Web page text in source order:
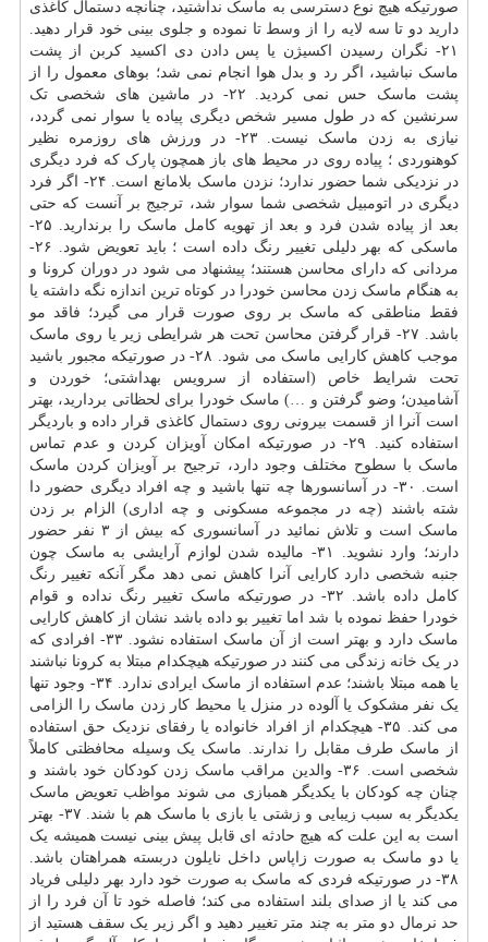
صورتیکه هیچ نوع دسترسی به ماسک نداشتید، چنانچه دستمال کاغذی
دارید دو تا سه لایه را از وسط تا نموده و جلوی بینی خود قرار دهید.
۲۱- نگران رسیدن اکسیژن یا پس دادن دی اکسید کربن از پشت
ماسک نباشید، اگر رد و بدل هوا انجام نمی شد؛ بوهای معمول را از
پشت ماسک حس نمی کردید. ۲۲- در ماشین های شخصی تک
سرنشین که در طول مسیر شخص دیگری پیاده یا سوار نمی گردد،
نیازی به زدن ماسک نیست. ۲۳- در ورزش های روزمره نظیر
کوهنوردی ؛ پیاده روی در محیط های باز همچون پارک که فرد دیگری
در نزدیکی شما حضور ندارد؛ نزدن ماسک بلامانع است. ۲۴- اگر فرد
دیگری در اتومبیل شخصی شما سوار شد، ترجیج بر آنست که حتی
بعد از پیاده شدن فرد و بعد از تهویه کامل ماسک را برندارید. ۲۵-
ماسکی که بهر دلیلی تغییر رنگ داده است ؛ باید تعویض شود. ۲۶-
مردانی که دارای محاسن هستند؛ پیشنهاد می شود در دوران کرونا و
به هنگام ماسک زدن محاسن خودرا در کوتاه ترین اندازه نگه داشته یا
فقط مناطقی که ماسک بر روی صورت قرار می گیرد؛ فاقد مو
باشد. ۲۷- قرار گرفتن محاسن تحت هر شرایطی زیر یا روی ماسک
موجب کاهش کارایی ماسک می شود. ۲۸- در صورتیکه مجبور باشید
تحت شرایط خاص (استفاده از سرویس بهداشتی؛ خوردن و
آشامیدن؛ وضو گرفتن و …) ماسک خودرا برای لحظاتی بردارید، بهتر
است آنرا از قسمت بیرونی روی دستمال کاغذی قرار داده و باردیگر
استفاده کنید. ۲۹- در صورتیکه امکان آویزان کردن و عدم تماس
ماسک با سطوح مختلف وجود دارد، ترجیح بر آویزان کردن ماسک
است. ۳۰- در آسانسورها چه تنها باشید و چه افراد دیگری حضور دا
شته باشند (چه در مجموعه مسکونی و چه اداری) الزام بر زدن
ماسک است و تلاش نمائید در آسانسوری که بیش از ۳ نفر حضور
دارند؛ وارد نشوید. ۳۱- مالیده شدن لوازم آرایشی به ماسک چون
جنبه شخصی دارد کارایی آنرا کاهش نمی دهد مگر آنکه تغییر رنگ
کامل داده باشد. ۳۲- در صورتیکه ماسک تغییر رنگ نداده و قوام
خودرا حفظ نموده با شد اما تغییر بو داده باشد نشان از کاهش کارایی
ماسک دارد و بهتر است از آن ماسک استفاده نشود. ۳۳- افرادی که
در یک خانه زندگی می کنند در صورتیکه هیچکدام مبتلا به کرونا نباشند
یا همه مبتلا باشند؛ عدم استفاده از ماسک ایرادی ندارد. ۳۴- وجود تنها
یک نفر مشکوک یا آلوده در منزل یا محیط کار زدن ماسک را الزامی
می کند. ۳۵- هیچکدام از افراد خانواده یا رفقای نزدیک حق استفاده
از ماسک طرف مقابل را ندارند. ماسک یک وسیله محافظتی کاملاً
شخصی است. ۳۶- والدین مراقب ماسک زدن کودکان خود باشند و
چنان چه کودکان با یکدیگر همبازی می شوند مواظب تعویض ماسک
یکدیگر به سبب زیبایی و زشتی یا بازی با ماسک هم با شند. ۳۷- بهتر
است به این علت که هیچ حادثه ای قابل پیش بینی نیست همیشه یک
یا دو ماسک به صورت زاپاس داخل نایلون دربسته همراهتان باشد.
۳۸- در صورتیکه فردی که ماسک به صورت خود دارد بهر دلیلی فریاد
می کند یا از صدای بلند استفاده می کند؛ فاصله خود تا آن فرد را از
حد نرمال دو متر به چند متر تغییر دهید و اگر زیر یک سقف هستید از